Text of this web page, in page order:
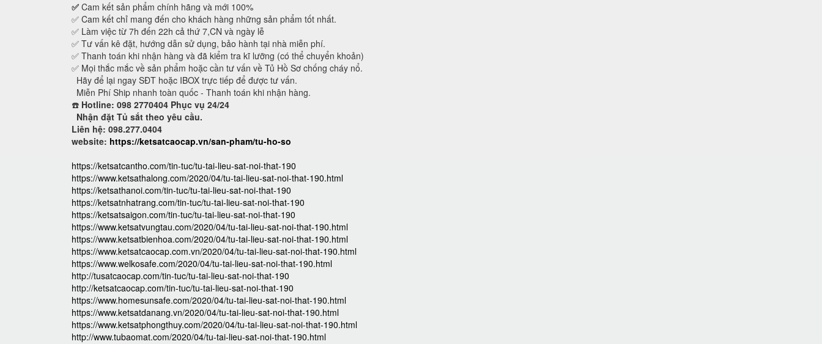
✅ Cam kết sản phẩm chính hãng và mới 100%
✅ Cam kết chỉ mang đến cho khách hàng những sản phẩm tốt nhất.
✅ Làm việc từ 7h đến 22h cả thứ 7,CN và ngày lễ
✅ Tư vấn kê đặt, hướng dẫn sử dụng, bảo hành tại nhà miễn phí.
✅ Thanh toán khi nhận hàng và đã kiểm tra kĩ lưỡng (có thể chuyển khoản)
✅ Mọi thắc mắc về sản phẩm hoặc cần tư vấn về Tủ Hồ Sơ chống cháy nổ.
Hãy để lại ngay SĐT hoặc IBOX trực tiếp để được tư vấn.
Miễn Phí Ship nhanh toàn quốc - Thanh toán khi nhận hàng.
☎️ Hotline: 098 2770404 Phục vụ 24/24
Nhận đặt Tủ sắt theo yêu cầu.
Liên hệ: 098.277.0404
website: https://ketsatcaocap.vn/san-pham/tu-ho-so
https://ketsatcantho.com/tin-tuc/tu-tai-lieu-sat-noi-that-190
https://www.ketsathalong.com/2020/04/tu-tai-lieu-sat-noi-that-190.html
https://ketsathanoi.com/tin-tuc/tu-tai-lieu-sat-noi-that-190
https://ketsatnhatrang.com/tin-tuc/tu-tai-lieu-sat-noi-that-190
https://ketsatsaigon.com/tin-tuc/tu-tai-lieu-sat-noi-that-190
https://www.ketsatvungtau.com/2020/04/tu-tai-lieu-sat-noi-that-190.html
https://www.ketsatbienhoa.com/2020/04/tu-tai-lieu-sat-noi-that-190.html
https://www.ketsatcaocap.com.vn/2020/04/tu-tai-lieu-sat-noi-that-190.html
https://www.welkosafe.com/2020/04/tu-tai-lieu-sat-noi-that-190.html
http://tusatcaocap.com/tin-tuc/tu-tai-lieu-sat-noi-that-190
http://ketsatcaocap.com/tin-tuc/tu-tai-lieu-sat-noi-that-190
https://www.homesunsafe.com/2020/04/tu-tai-lieu-sat-noi-that-190.html
https://www.ketsatdanang.vn/2020/04/tu-tai-lieu-sat-noi-that-190.html
https://www.ketsatphongthuy.com/2020/04/tu-tai-lieu-sat-noi-that-190.html
http://www.tubaomat.com/2020/04/tu-tai-lieu-sat-noi-that-190.html